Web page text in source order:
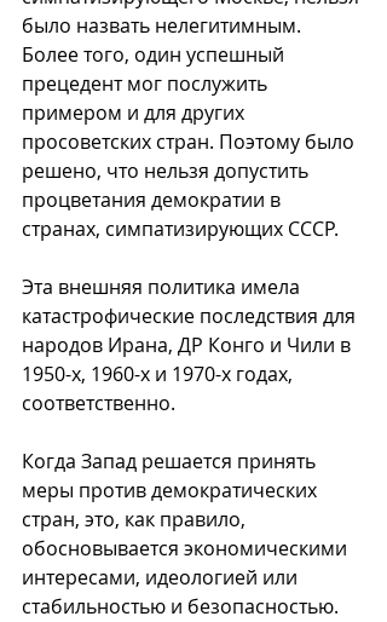
было назвать нелегитимным.
Более того, один успешный
прецедент мог послужить
примером и для других
просоветских стран. Поэтому было
решено, что нельзя допустить
процветания демократии в
странах, симпатизирующих СССР.
Эта внешняя политика имела
катастрофические последствия для
народов Ирана, ДР Конго и Чили в
1950-х, 1960-х и 1970-х годах,
соответственно.
Когда Запад решается принять
меры против демократических
стран, это, как правило,
обосновывается экономическими
интересами, идеологией или
стабильностью и безопасностью.